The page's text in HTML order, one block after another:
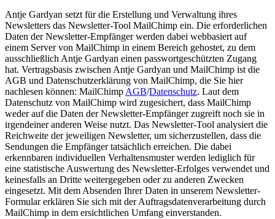
Antje Gardyan setzt für die Erstellung und Verwaltung ihres
Newsletters das Newsletter-Tool MailChimp ein. Die erforderlichen
Daten der Newsletter-Empfänger werden dabei webbasiert auf
einem Server von MailChimp in einem Bereich gehostet, zu dem
ausschließlich Antje Gardyan einen passwortgeschützten Zugang
hat. Vertragsbasis zwischen Antje Gardyan und MailChimp ist die
AGB und Datenschutzerklärung von MailChimp, die Sie hier
nachlesen können: MailChimp AGB/Datenschutz. Laut dem
Datenschutz von MailChimp wird zugesichert, dass MailChimp
weder auf die Daten der Newsletter-Empfänger zugreift noch sie in
irgendeiner anderen Weise nutzt. Das Newsletter-Tool analysiert die
Reichweite der jeweiligen Newsletter, um sicherzustellen, dass die
Sendungen die Empfänger tatsächlich erreichen. Die dabei
erkennbaren individuellen Verhaltensmuster werden lediglich für
eine statistische Auswertung des Newsletter-Erfolges verwendet und
keinesfalls an Dritte weitergegeben oder zu anderen Zwecken
eingesetzt. Mit dem Absenden Ihrer Daten in unserem Newsletter-
Formular erklären Sie sich mit der Auftragsdatenverarbeitung durch
MailChimp in dem ersichtlichen Umfang einverstanden.